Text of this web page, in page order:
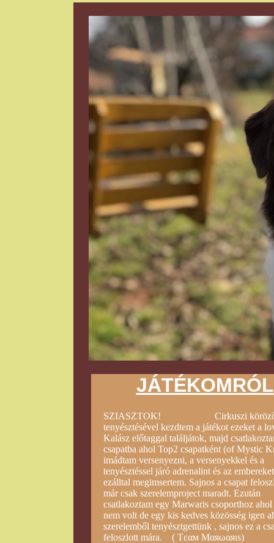
JÁTÉKOMRÓL
SZIASZTOK! Cirkuszi köröző
tenyésztésével kezdtem a játékot ezeket a
Kalász előtaggal találjátok, majd
csapatba ahol Top2 csapatként (of Mystic
imádtam versenyezni, a versenyekkel és a
tenyésztéssel járó adrenalint és az
ezálltal megimsertem. Sajnos a csapat
már csak szerelemproject maradt. Ezután
csatlakoztam egy Marwaris csoporthoz ahol
nem volt de egy kis kedves közösség igen
szerelemből tenyésztgettünk , sajnos ez a
feloszlott mára. ( Tεαм Mαяωαяιs)